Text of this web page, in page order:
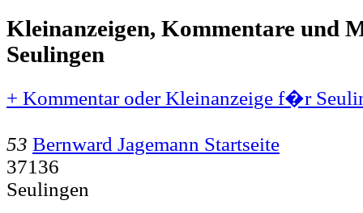
Kleinanzeigen, Kommentare und
Seulingen
+ Kommentar oder Kleinanzeige f�r
53 Bernward Jagemann Startseite
37136
Seulingen